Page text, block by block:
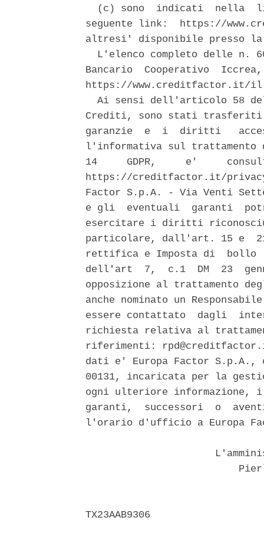
(c) sono  indicati  nella
seguente link:  https://
altresi' disponibile presso la
L'elenco completo delle n.
Bancario  Cooperativo
https://www.creditfactor.it/
Ai sensi dell'articolo 58
Crediti, sono stati
garanzie  e  i  diritti
l'informativa sul
14     GDPR,     e'
https://creditfactor.it/
Factor S.p.A. - Via Venti
e gli  eventuali  garanti
esercitare i diritti
particolare, dall'art. 15 e
rettifica e Imposta di  bollo
dell'art  7,  c.1  DM  23
opposizione al trattamento
anche nominato un
essere contattato  dagli
richiesta relativa al
riferimenti:
dati e' Europa Factor S.p.A.,
00131, incaricata per la
ogni ulteriore
garanti,  successori  o
l'orario d'ufficio a Europa